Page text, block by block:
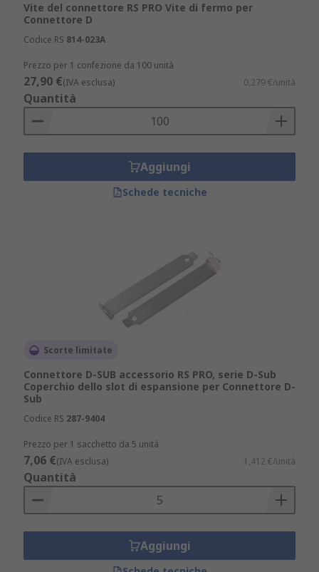
Vite del connettore RS PRO Vite di fermo per
Connettore D
Codice RS 814-023A
Prezzo per 1 confezione da 100 unità
27,90 €(IVA esclusa) 0,279 €/unità
Quantità
Aggiungi
Schede tecniche
Scorte limitate
Connettore D-SUB accessorio RS PRO, serie D-Sub
Coperchio dello slot di espansione per Connettore D-
Sub
Codice RS 287-9404
Prezzo per 1 sacchetto da 5 unità
7,06 €(IVA esclusa) 1,412 €/unità
Quantità
Aggiungi